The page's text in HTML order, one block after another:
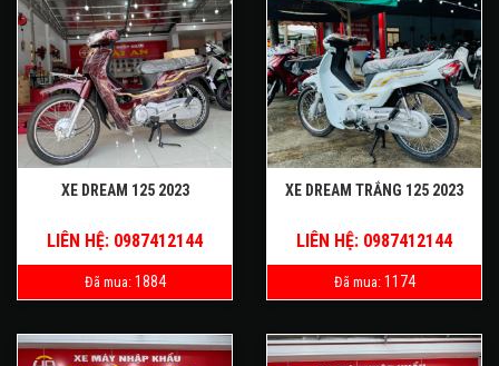
XE DREAM 125 2023
LIÊN HỆ: 0987412144
Đã mua: 1884
XE DREAM TRẮNG 125 2023
LIÊN HỆ: 0987412144
Đã mua: 1174